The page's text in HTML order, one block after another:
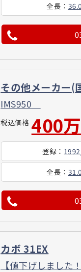
全長 ：
その他メーカー(
IMS950
税込価格 400
登録 ：
全長 ：
カボ 31EX
【値下げしました